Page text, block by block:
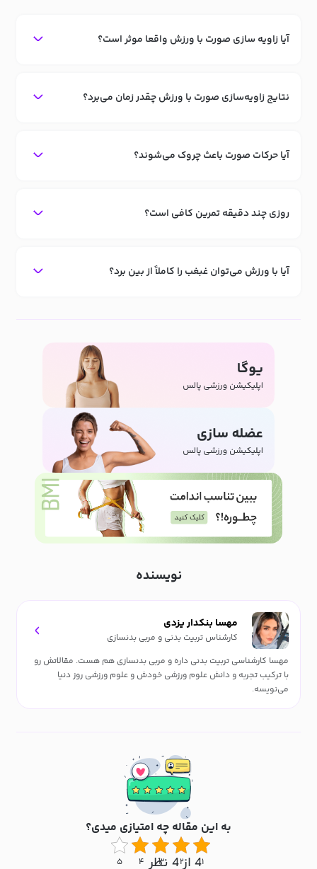
آیا زاویه سازی صورت با ورزش واقعا موثر است؟
نتایج زاویه‌سازی صورت با ورزش چقدر زمان می‌برد؟
آیا حرکات صورت باعث چروک می‌شوند؟
روزی چند دقیقه تمرین کافی است؟
آیا با ورزش می‌توان غبغب را کاملاً از بین برد؟
نویسنده
مهسا بنکدار یزدی
کارشناس تربیت بدنی و مربی بدنسازی
مهسا کارشناسی تربیت بدنی داره و مربی بدنسازی هم هست. مقالاتش رو
با ترکیب تجربه و دانش علوم ورزشی خودش و علوم ورزشی روز دنیا
می‌نویسه.
به این مقاله چه امتیازی میدی؟
4 از 4 نظر۱ ۲ ۳ ۴ ۵